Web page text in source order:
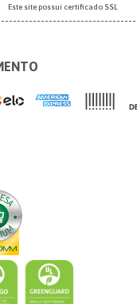
Este site possui certificado SSL